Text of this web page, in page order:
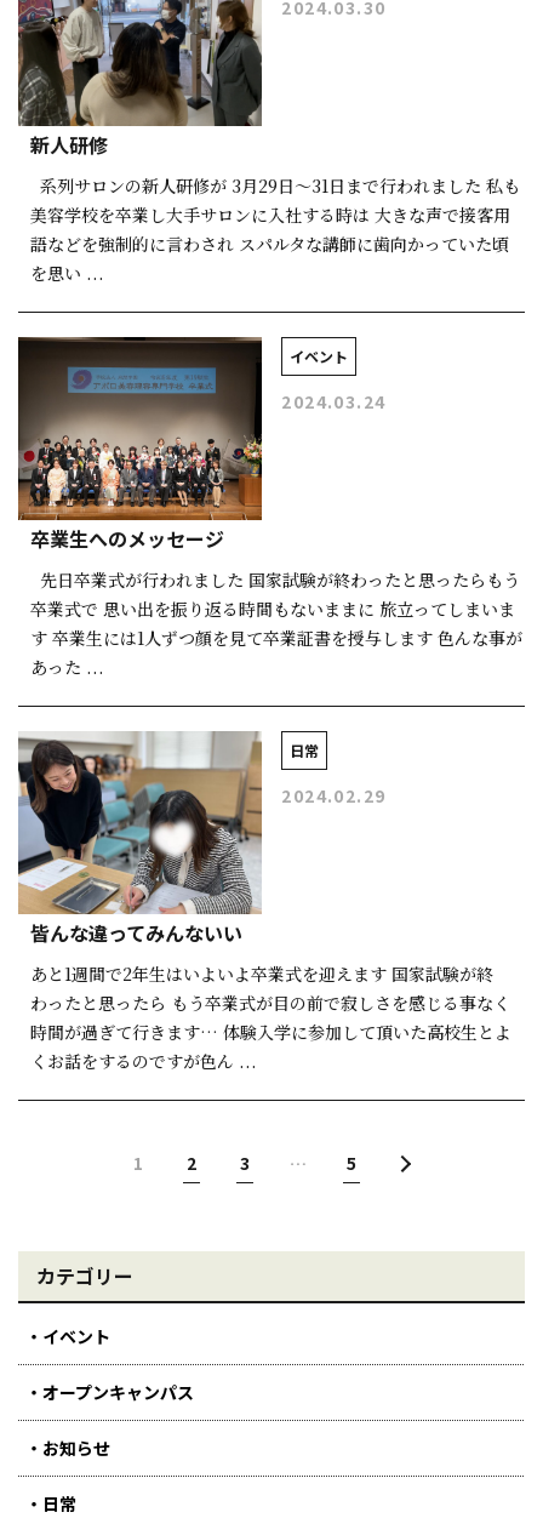
2024.03.30
新人研修
系列サロンの新人研修が 3月29日〜31日まで行われました 私も
美容学校を卒業し大手サロンに入社する時は 大きな声で接客用
語などを強制的に言わされ スパルタな講師に歯向かっていた頃
を思い ...
イベント
2024.03.24
卒業生へのメッセージ
先日卒業式が行われました 国家試験が終わったと思ったらもう
卒業式で 思い出を振り返る時間もないままに 旅立ってしまいま
す 卒業生には1人ずつ顔を見て卒業証書を授与します 色んな事が
あった ...
日常
2024.02.29
皆んな違ってみんないい
あと1週間で2年生はいよいよ卒業式を迎えます 国家試験が終
わったと思ったら もう卒業式が目の前で寂しさを感じる事なく
時間が過ぎて行きます… 体験入学に参加して頂いた高校生とよ
くお話をするのですが色ん ...
1 2 3 … 5
カテゴリー
イベント
オープンキャンパス
お知らせ
日常